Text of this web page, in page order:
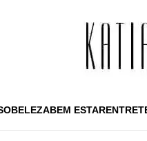
BELEZABEM ESTAR